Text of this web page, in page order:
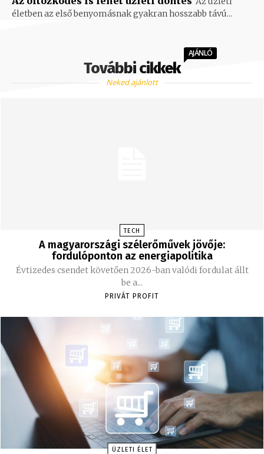
életben az első benyomásnak gyakran hosszabb távú...
További cikkek
AJÁNLÓ
Neked ajánlott
TECH
A magyarországi szélerőművek jövője:
fordulóponton az energiapolitika
Évtizedes csendet követően 2026-ban valódi fordulat állt
be a...
PRIVÁT PROFIT
ÜZLETI ÉLET